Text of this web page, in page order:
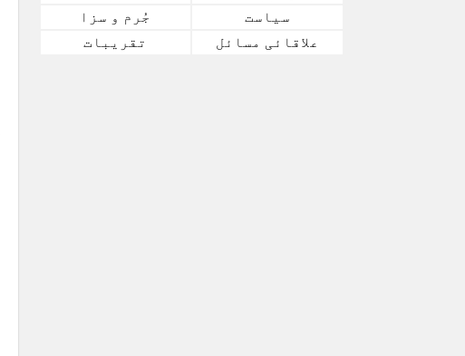
سیاست
جُرم و سزا
علاقائی مسائل
تقریبات